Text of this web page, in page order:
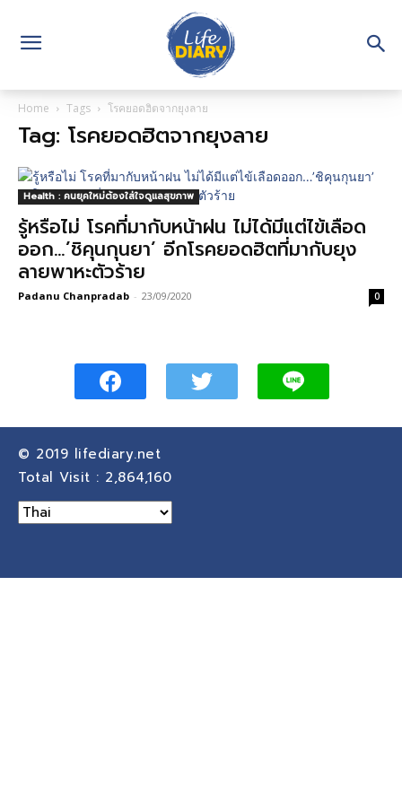
Home Tags โรคยอดฮิตจากยุงลาย
Tag: โรคยอดฮิตจากยุงลาย
Health : คนยุคใหม่ต้องใส่ใจดูแลสุขภาพ
รู้หรือไม่ โรคที่มากับหน้าฝน ไม่ได้มีแต่ไข้เลือด
ออก…’ชิคุนกุนยา’ อีกโรคยอดฮิตที่มากับยุง
ลายพาหะตัวร้าย
Padanu Chanpradab - 23/09/2020 0
© 2019 lifediary.net
Total Visit : 2,864,160